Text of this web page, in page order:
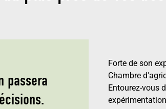
passera
Forte de son
Chambre
Entourez-vous